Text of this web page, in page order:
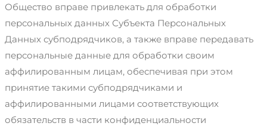
Общество вправе привлекать для обработки
персональных данных Субъекта Персональных
Данных субподрядчиков, а также вправе передавать
персональные данные для обработки своим
аффилированным лицам, обеспечивая при этом
принятие такими субподрядчиками и
аффилированными лицами соответствующих
обязательств в части конфиденциальности